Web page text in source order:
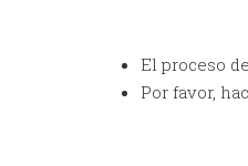
El proceso
Por favor,